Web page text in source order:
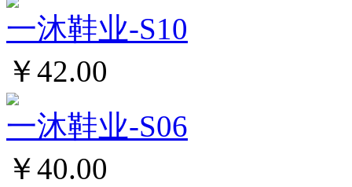
一沐鞋业-S10
￥42.00
一沐鞋业-S06
￥40.00